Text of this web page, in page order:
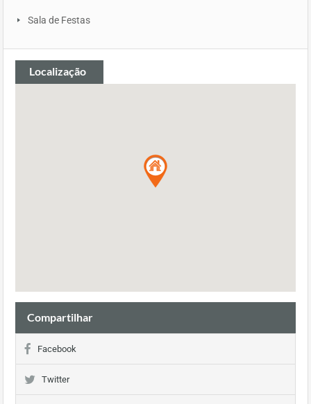
Sala de Festas
Localização
Compartilhar
Facebook
Twitter